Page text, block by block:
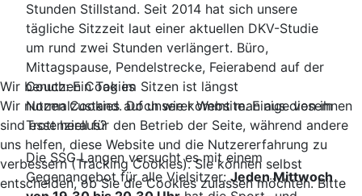
Stunden Stillstand. Seit 2014 hat sich unsere
tägliche Sitzzeit laut einer aktuellen DKV-Studie
um rund zwei Stunden verlängert. Büro,
Mittagspause, Pendelstrecke, Feierabend auf der
Couch: Ein Tag im Sitzen ist längst
Normalzustand. Doch wie kommt man aus diesem
Trott heraus?
Die SSG Langen versucht es mit einem
Gegenangebot für alle Vielsitzer:Jeden Mittwoch
Wir benutzen Cookies
Wir nutzen Cookies auf unserer Website. Einige von ihnen
sind essenziell für den Betrieb der Seite, während andere
uns helfen, diese Website und die Nutzererfahrung zu
verbessern (Tracking Cookies). Sie können selbst
entscheiden, ob Sie die Cookies zulassen möchten. Bitte